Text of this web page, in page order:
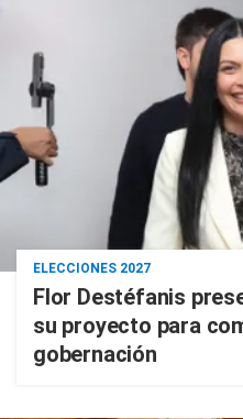
ELECCIONES 2027
Flor Destéfanis
su proyecto para
gobernación